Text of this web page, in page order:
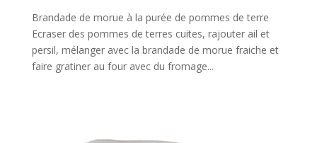
Brandade de morue à la purée de pommes de terre
Ecraser des pommes de terres cuites, rajouter ail et
persil, mélanger avec la brandade de morue fraiche et
faire gratiner au four avec du fromage...